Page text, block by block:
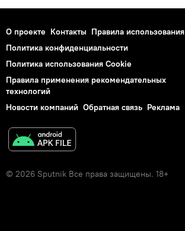
О проекте Контакты Правила использования
Политика конфиденциальности
Политика использования Cookie
Правила применения рекомендательных
технологий
Новости компаний Обратная связь Реклама
© 2026 Sputnik Все права защищены. 18+